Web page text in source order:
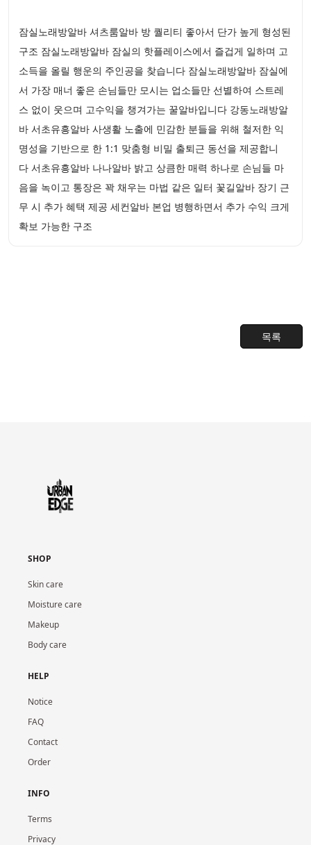
잠실노래방알바 셔츠룸알바 방 퀄리티 좋아서 단가 높게 형성된
구조 잠실노래방알바 잠실의 핫플레이스에서 즐겁게 일하며 고
소득을 올릴 행운의 주인공을 찾습니다 잠실노래방알바 잠실에
서 가장 매너 좋은 손님들만 모시는 업소들만 선별하여 스트레
스 없이 웃으며 고수익을 챙겨가는 꿀알바입니다 강동노래방알
바 서초유흥알바 사생활 노출에 민감한 분들을 위해 철저한 익
명성을 기반으로 한 1:1 맞춤형 비밀 출퇴근 동선을 제공합니
다 서초유흥알바 나나알바 밝고 상큼한 매력 하나로 손님들 마
음을 녹이고 통장은 꽉 채우는 마법 같은 일터 꽃길알바 장기 근
무 시 추가 혜택 제공 세컨알바 본업 병행하면서 추가 수익 크게
확보 가능한 구조
목록
SHOP
Skin care
Moisture care
Makeup
Body care
HELP
Notice
FAQ
Contact
Order
INFO
Terms
Privacy